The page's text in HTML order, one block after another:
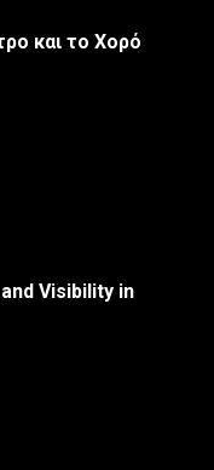
και το Χορό
Visibility in